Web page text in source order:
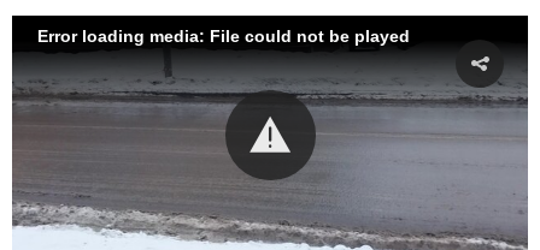
Error loading media: File could not be played